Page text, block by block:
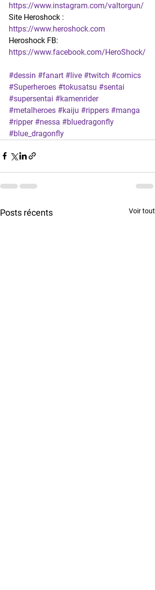
https://www.instagram.com/valtorgun/
Site Heroshock :
https://www.heroshock.com
Heroshock FB:
https://www.facebook.com/HeroShock/
#dessin #fanart #live #twitch #comics
#Superheroes #tokusatsu #sentai
#supersentai #kamenrider
#metalheroes #kaiju #rippers #manga
#ripper #nessa #bluedragonfly
#blue_dragonfly
Posts récents Voir tout